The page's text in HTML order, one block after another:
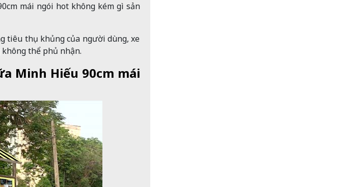
mái ngói hot không kém gì sản
tiêu thụ khủng của người dùng, xe
thể phủ nhận.
Minh Hiếu 90cm mái